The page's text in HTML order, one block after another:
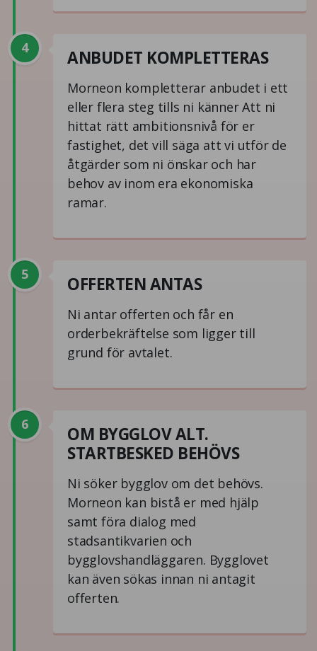
4 ANBUDET KOMPLETTERAS
Morneon kompletterar anbudet i ett
eller flera steg tills ni känner Att ni
hittat rätt ambitionsnivå för er
fastighet, det vill säga att vi utför de
åtgärder som ni önskar och har
behov av inom era ekonomiska
ramar.
5 OFFERTEN ANTAS
Ni antar offerten och får en
orderbekräftelse som ligger till
grund för avtalet.
6
OM BYGGLOV ALT.
STARTBESKED BEHÖVS
Ni söker bygglov om det behövs.
Morneon kan bistå er med hjälp
samt föra dialog med
stadsantikvarien och
bygglovshandläggaren. Bygglovet
kan även sökas innan ni antagit
offerten.